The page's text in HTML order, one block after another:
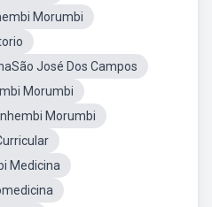
Morumbi
José Dos Campos
Morumbi
Morumbi
Medicina